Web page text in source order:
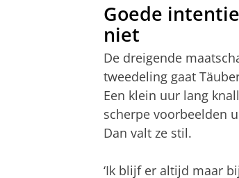
Goede
niet
De dreigende
tweedeling gaat
Een klein uur lang
scherpe voorbeelden
Dan valt ze stil.
‘Ik blijf er altijd maar